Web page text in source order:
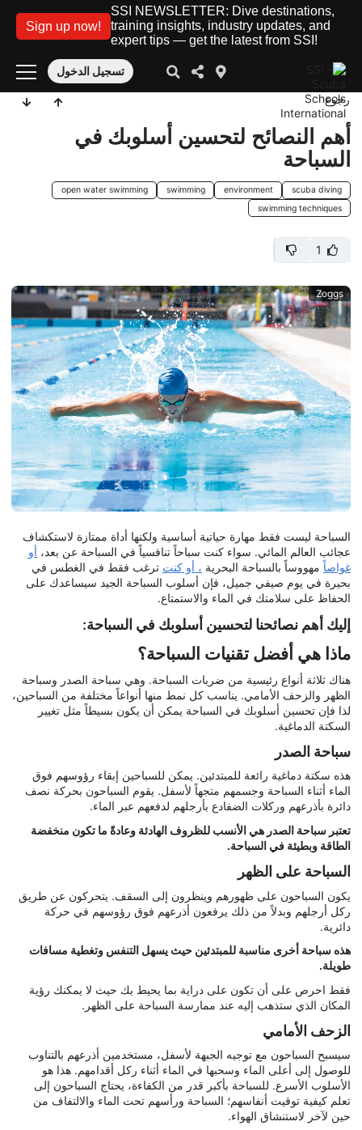
SSI NEWSLETTER: Dive destinations,
training insights, industry updates, and
expert tips — get the latest from SSI!
Sign up now!
تسجيل الدخول
رجوع
أهم النصائح لتحسين أسلوبك في
السباحة
scuba diving
environment
swimming
open water swimming
swimming techniques
1
Zoggs
السباحة ليست فقط مهارة حياتية أساسية ولكنها أداة ممتازة لاستكشاف
عجائب العالم المائي. سواء كنت سباحاً تنافسياً في السباحة عن بعد، أو
غواصاًمهووساً بالسباحة البحرية ، أو كنت ترغب فقط في الغطس في
بحيرة في يوم صيفي جميل، فإن أسلوب السباحة الجيد سيساعدك على
الحفاظ على سلامتك في الماء والاستمتاع.
إليك أهم نصائحنا لتحسين أسلوبك في السباحة:
ماذا هي أفضل تقنيات السباحة؟
هناك ثلاثة أنواع رئيسية من ضربات السباحة. وهي سباحة الصدر وسباحة
الظهر والزحف الأمامي. يناسب كل نمط منها أنواعاً مختلفة من السباحين،
لذا فإن تحسين أسلوبك في السباحة يمكن أن يكون بسيطاً مثل تغيير
السكتة الدماغية.
سباحة الصدر
هذه سكتة دماغية رائعة للمبتدئين. يمكن للسباحين إبقاء رؤوسهم فوق
الماء أثناء السباحة وجسمهم متجهاً لأسفل. يقوم السباحون بحركة نصف
دائرة بأذرعهم وركلات الضفادع بأرجلهم لدفعهم عبر الماء.
تعتبر سباحة الصدر هي الأنسب للظروف الهادئة وعادةً ما تكون منخفضة
الطاقة وبطيئة في السباحة.
السباحة على الظهر
يكون السباحون على ظهورهم وينظرون إلى السقف. يتحركون عن طريق
ركل أرجلهم وبدلاً من ذلك يرفعون أذرعهم فوق رؤوسهم في حركة
دائرية.
هذه سباحة أخرى مناسبة للمبتدئين حيث يسهل التنفس وتغطية مسافات
طويلة.
فقط احرص على أن تكون على دراية بما يحيط بك حيث لا يمكنك رؤية
المكان الذي ستذهب إليه عند ممارسة السباحة على الظهر.
الزحف الأمامي
سيسبح السباحون مع توجيه الجبهة لأسفل، مستخدمين أذرعهم بالتناوب
للوصول إلى أعلى الماء وسحبها في الماء أثناء ركل أقدامهم. هذا هو
الأسلوب الأسرع. للسباحة بأكبر قدر من الكفاءة، يحتاج السباحون إلى
تعلم كيفية توقيت أنفاسهم؛ السباحة ورأسهم تحت الماء والالتفاف من
حين لآخر لاستنشاق الهواء.